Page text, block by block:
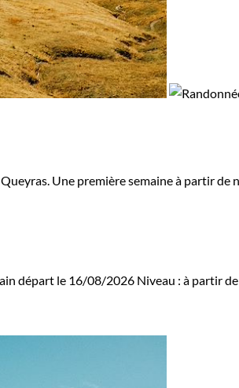
Une première semaine à partir
départ le 16/08/2026 Niveau : à partir de